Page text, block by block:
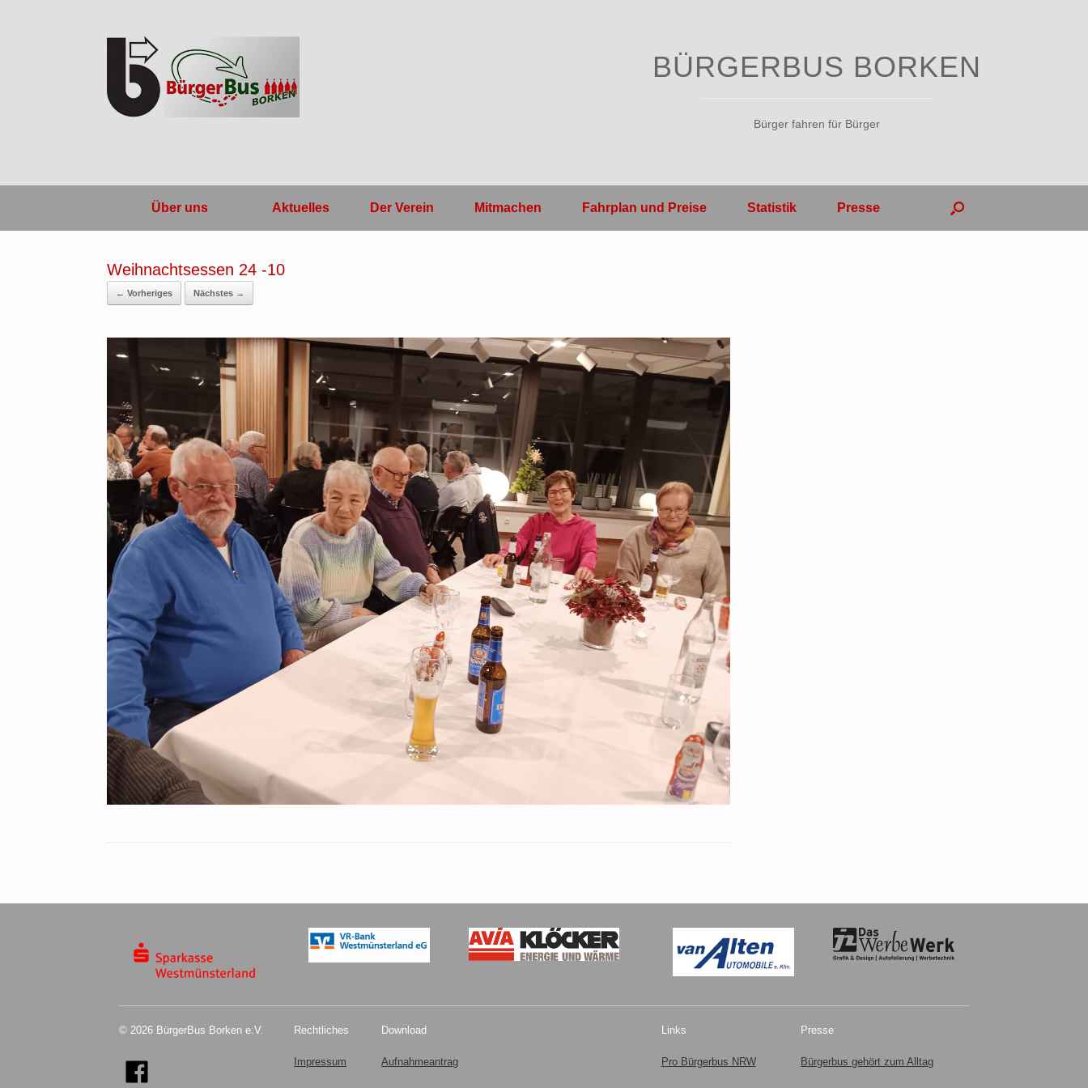
BÜRGERBUS BORKEN
Bürger fahren für Bürger
Über uns Aktuelles Der Verein Mitmachen Fahrplan und Preise Statistik Presse
Weihnachtsessen 24 -10
← Vorheriges Nächstes →
© 2026 BürgerBus Borken e.V. Rechtliches
Impressum
Download
Aufnahmeantrag
Links
Pro Bürgerbus NRW
Presse
Bürgerbus gehört zum Alltag